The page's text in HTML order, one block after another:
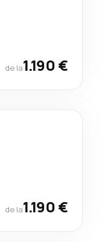
de la1.190 €
de la1.190 €